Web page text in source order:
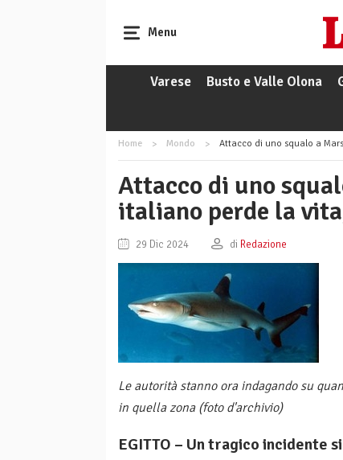
Menu
Varese Busto e Valle Olona
Home Mondo Attacco di uno squalo a
Attacco di uno
italiano perde la
29 Dic 2024 di Redazione
Le autorità stanno ora indagando su
in quella zona (foto d'archivio)
EGITTO – Un tragico incidente